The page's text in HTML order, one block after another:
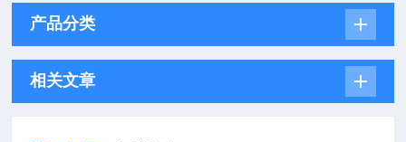
产品分类
相关文章